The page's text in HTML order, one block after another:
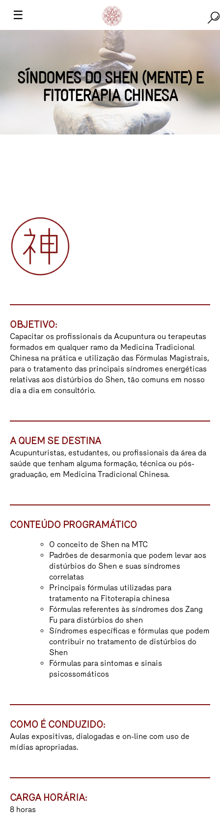
☰
SÍNDOMES DO SHEN (MENTE) E
FITOTERAPIA CHINESA
OBJETIVO:
Capacitar os profissionais da Acupuntura ou terapeutas
formados em qualquer ramo da Medicina Tradicional
Chinesa na prática e utilização das Fórmulas Magistrais,
para o tratamento das principais síndromes energéticas
relativas aos distúrbios do Shen, tão comuns em nosso
dia a dia em consultório.
A QUEM SE DESTINA
Acupunturistas, estudantes, ou profissionais da área da
saúde que tenham alguma formação, técnica ou pós-
graduação, em Medicina Tradicional Chinesa.
CONTEÚDO PROGRAMÁTICO
O conceito de Shen na MTC
Padrões de desarmonia que podem levar aos
distúrbios do Shen e suas síndromes
correlatas
Principais fórmulas utilizadas para
tratamento na Fitoterapia chinesa
Fórmulas referentes às síndromes dos Zang
Fu para distúrbios do shen
Síndromes específicas e fórmulas que podem
contribuir no tratamento de distúrbios do
Shen
Fórmulas para sintomas e sinais
psicossomáticos
COMO É CONDUZIDO:
Aulas expositivas, dialogadas e on-line com uso de
mídias apropriadas.
CARGA HORÁRIA:
8 horas